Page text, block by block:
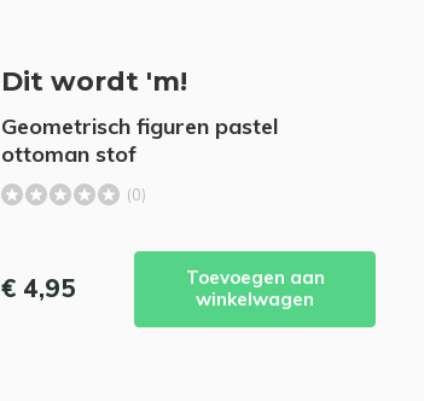
Dit wordt 'm!
Geometrisch figuren pastel
ottoman stof
(0)
€ 4,95
Toevoegen aan
winkelwagen